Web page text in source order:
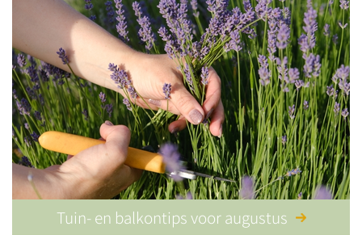
Tuin- en balkontips voor augustus